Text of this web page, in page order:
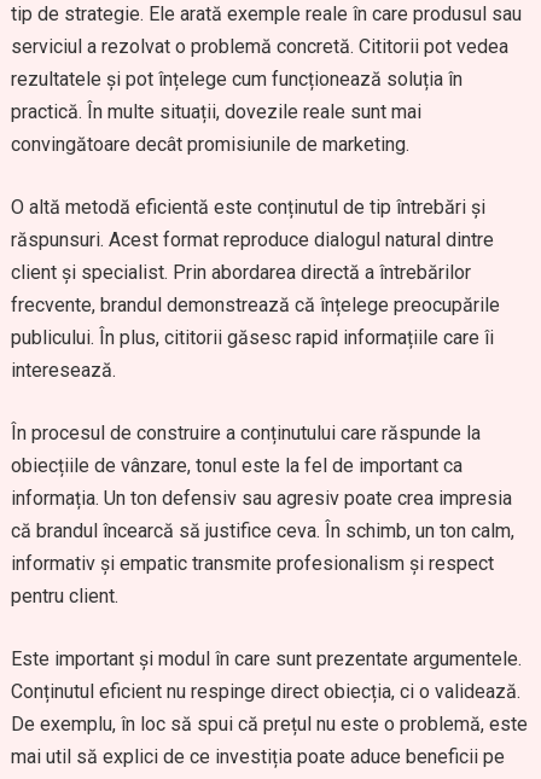
tip de strategie. Ele arată exemple reale în care produsul sau
serviciul a rezolvat o problemă concretă. Cititorii pot vedea
rezultatele și pot înțelege cum funcționează soluția în
practică. În multe situații, dovezile reale sunt mai
convingătoare decât promisiunile de marketing.
O altă metodă eficientă este conținutul de tip întrebări și
răspunsuri. Acest format reproduce dialogul natural dintre
client și specialist. Prin abordarea directă a întrebărilor
frecvente, brandul demonstrează că înțelege preocupările
publicului. În plus, cititorii găsesc rapid informațiile care îi
interesează.
În procesul de construire a conținutului care răspunde la
obiecțiile de vânzare, tonul este la fel de important ca
informația. Un ton defensiv sau agresiv poate crea impresia
că brandul încearcă să justifice ceva. În schimb, un ton calm,
informativ și empatic transmite profesionalism și respect
pentru client.
Este important și modul în care sunt prezentate argumentele.
Conținutul eficient nu respinge direct obiecția, ci o validează.
De exemplu, în loc să spui că prețul nu este o problemă, este
mai util să explici de ce investiția poate aduce beneficii pe